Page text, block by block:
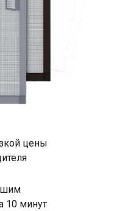
цены
10 минут